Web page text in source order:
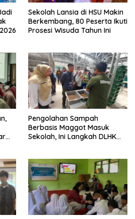
Sekolah Lansia di HSU Makin
Berkembang, 80 Peserta Ikuti
Prosesi Wisuda Tahun Ini
Pengolahan Sampah
Berbasis Maggot Masuk
Sekolah, Ini Langkah DLHK